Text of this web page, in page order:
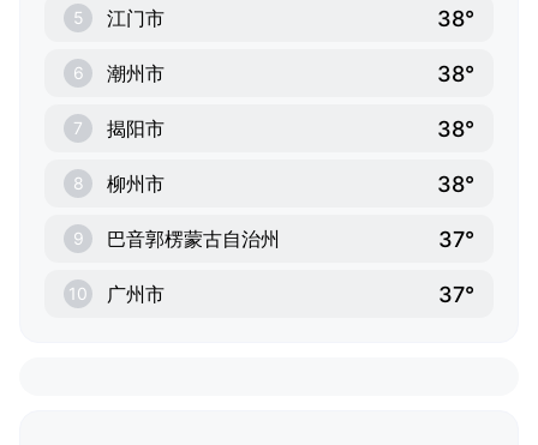
5 江门市 38°
6 潮州市 38°
7 揭阳市 38°
8 柳州市 38°
9 巴音郭楞蒙古自治州 37°
10 广州市 37°